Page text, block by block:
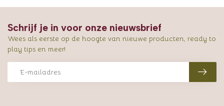
Schrijf je in voor onze nieuwsbrief
Wees als eerste op de hoogte van nieuwe producten, ready to
play tips en meer!